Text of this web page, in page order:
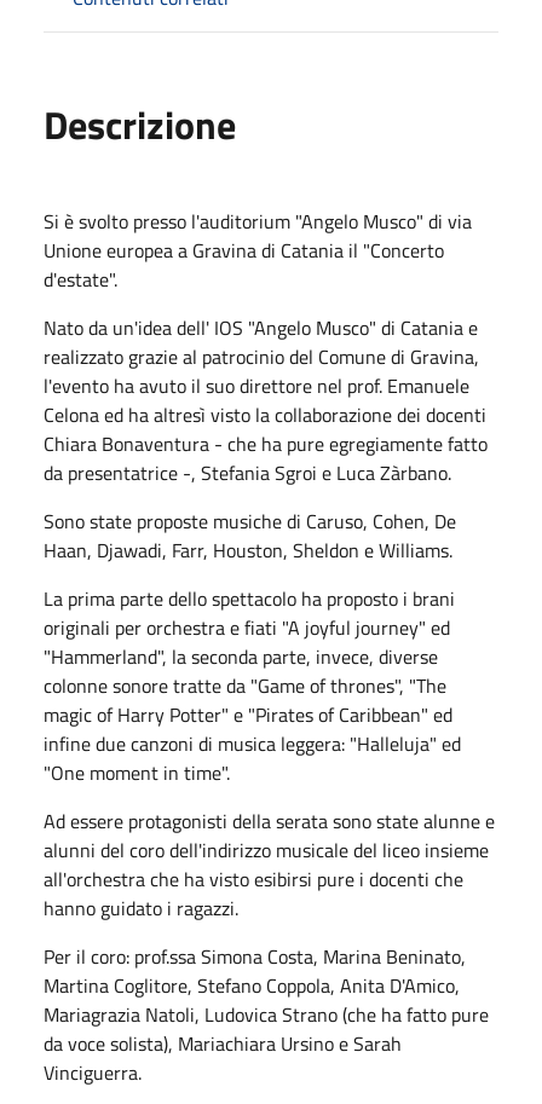
Descrizione
Si è svolto presso l'auditorium "Angelo Musco" di via
Unione europea a Gravina di Catania il "Concerto
d'estate".
Nato da un'idea dell' IOS "Angelo Musco" di Catania e
realizzato grazie al patrocinio del Comune di Gravina,
l'evento ha avuto il suo direttore nel prof. Emanuele
Celona ed ha altresì visto la collaborazione dei docenti
Chiara Bonaventura - che ha pure egregiamente fatto
da presentatrice -, Stefania Sgroi e Luca Zàrbano.
Sono state proposte musiche di Caruso, Cohen, De
Haan, Djawadi, Farr, Houston, Sheldon e Williams.
La prima parte dello spettacolo ha proposto i brani
originali per orchestra e fiati "A joyful journey" ed
"Hammerland", la seconda parte, invece, diverse
colonne sonore tratte da "Game of thrones", "The
magic of Harry Potter" e "Pirates of Caribbean" ed
infine due canzoni di musica leggera: "Halleluja" ed
"One moment in time".
Ad essere protagonisti della serata sono state alunne e
alunni del coro dell'indirizzo musicale del liceo insieme
all'orchestra che ha visto esibirsi pure i docenti che
hanno guidato i ragazzi.
Per il coro: prof.ssa Simona Costa, Marina Beninato,
Martina Coglitore, Stefano Coppola, Anita D'Amico,
Mariagrazia Natoli, Ludovica Strano (che ha fatto pure
da voce solista), Mariachiara Ursino e Sarah
Vinciguerra.